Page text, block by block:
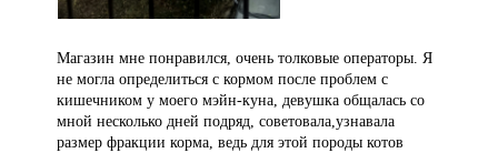
Магазин мне понравился, очень толковые операторы. Я
не могла определиться с кормом после проблем с
кишечником у моего мэйн-куна, девушка общалась со
мной несколько дней подряд, советовала,узнавала
размер фракции корма, ведь для этой породы котов